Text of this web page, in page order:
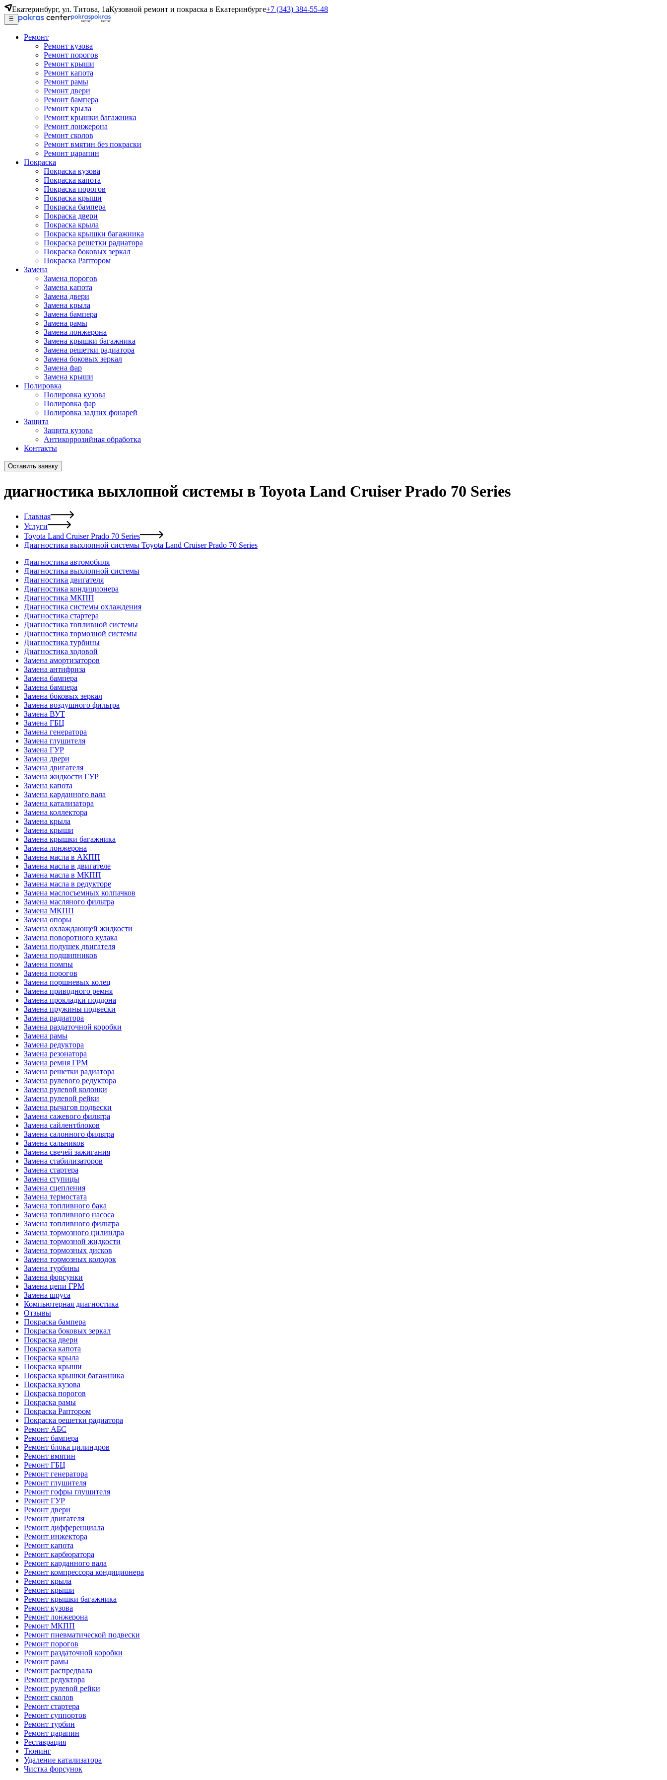
Екатеринбург, ул. Титова, 1аКузовной ремонт и покраска в Екатеринбурге+7 (343) 384-55-48
Ремонт
Ремонт кузова
Ремонт порогов
Ремонт крыши
Ремонт капота
Ремонт рамы
Ремонт двери
Ремонт бампера
Ремонт крыла
Ремонт крышки багажника
Ремонт лонжерона
Ремонт сколов
Ремонт вмятин без покраски
Ремонт царапин
Покраска
Покраска кузова
Покраска капота
Покраска порогов
Покраска крыши
Покраска бампера
Покраска двери
Покраска крыла
Покраска крышки багажника
Покраска решетки радиатора
Покраска боковых зеркал
Покраска Раптором
Замена
Замена порогов
Замена капота
Замена двери
Замена крыла
Замена бампера
Замена рамы
Замена лонжерона
Замена крышки багажника
Замена решетки радиатора
Замена боковых зеркал
Замена фар
Замена крыши
Полировка
Полировка кузова
Полировка фар
Полировка задних фонарей
Защита
Защита кузова
Антикоррозийная обработка
Контакты
Оставить заявку
диагностика выхлопной системы в Toyota Land Cruiser Prado 70 Series
Главная
Услуги
Toyota Land Cruiser Prado 70 Series
Диагностика выхлопной системы Toyota Land Cruiser Prado 70 Series
Диагностика автомобиля
Диагностика выхлопной системы
Диагностика двигателя
Диагностика кондиционера
Диагностика МКПП
Диагностика системы охлаждения
Диагностика стартера
Диагностика топливной системы
Диагностика тормозной системы
Диагностика турбины
Диагностика ходовой
Замена амортизаторов
Замена антифриза
Замена бампера
Замена бампера
Замена боковых зеркал
Замена воздушного фильтра
Замена ВУТ
Замена ГБЦ
Замена генератора
Замена глушителя
Замена ГУР
Замена двери
Замена двигателя
Замена жидкости ГУР
Замена капота
Замена карданного вала
Замена катализатора
Замена коллектора
Замена крыла
Замена крыши
Замена крышки багажника
Замена лонжерона
Замена масла в АКПП
Замена масла в двигателе
Замена масла в МКПП
Замена масла в редукторе
Замена маслосъемных колпачков
Замена масляного фильтра
Замена МКПП
Замена опоры
Замена охлаждающей жидкости
Замена поворотного кулака
Замена подушек двигателя
Замена подшипников
Замена помпы
Замена порогов
Замена поршневых колец
Замена приводного ремня
Замена прокладки поддона
Замена пружины подвески
Замена радиатора
Замена раздаточной коробки
Замена рамы
Замена редуктора
Замена резонатора
Замена ремня ГРМ
Замена решетки радиатора
Замена рулевого редуктора
Замена рулевой колонки
Замена рулевой рейки
Замена рычагов подвески
Замена сажевого фильтра
Замена сайлентблоков
Замена салонного фильтра
Замена сальников
Замена свечей зажигания
Замена стабилизаторов
Замена стартера
Замена ступицы
Замена сцепления
Замена термостата
Замена топливного бака
Замена топливного насоса
Замена топливного фильтра
Замена тормозного цилиндра
Замена тормозной жидкости
Замена тормозных дисков
Замена тормозных колодок
Замена турбины
Замена форсунки
Замена цепи ГРМ
Замена шруса
Компьютерная диагностика
Отзывы
Покраска бампера
Покраска боковых зеркал
Покраска двери
Покраска капота
Покраска крыла
Покраска крыши
Покраска крышки багажника
Покраска кузова
Покраска порогов
Покраска рамы
Покраска Раптором
Покраска решетки радиатора
Ремонт АБС
Ремонт бампера
Ремонт блока цилиндров
Ремонт вмятин
Ремонт ГБЦ
Ремонт генератора
Ремонт глушителя
Ремонт гофры глушителя
Ремонт ГУР
Ремонт двери
Ремонт двигателя
Ремонт дифференциала
Ремонт инжектора
Ремонт капота
Ремонт карбюратора
Ремонт карданного вала
Ремонт компрессора кондиционера
Ремонт крыла
Ремонт крыши
Ремонт крышки багажника
Ремонт кузова
Ремонт лонжерона
Ремонт МКПП
Ремонт пневматической подвески
Ремонт порогов
Ремонт раздаточной коробки
Ремонт рамы
Ремонт распредвала
Ремонт редуктора
Ремонт рулевой рейки
Ремонт сколов
Ремонт стартера
Ремонт суппортов
Ремонт турбин
Ремонт царапин
Реставрация
Тюнинг
Удаление катализатора
Чистка форсунок